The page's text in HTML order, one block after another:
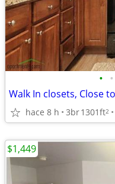
• •
hace 8 h 3br1301ft2
$1,449